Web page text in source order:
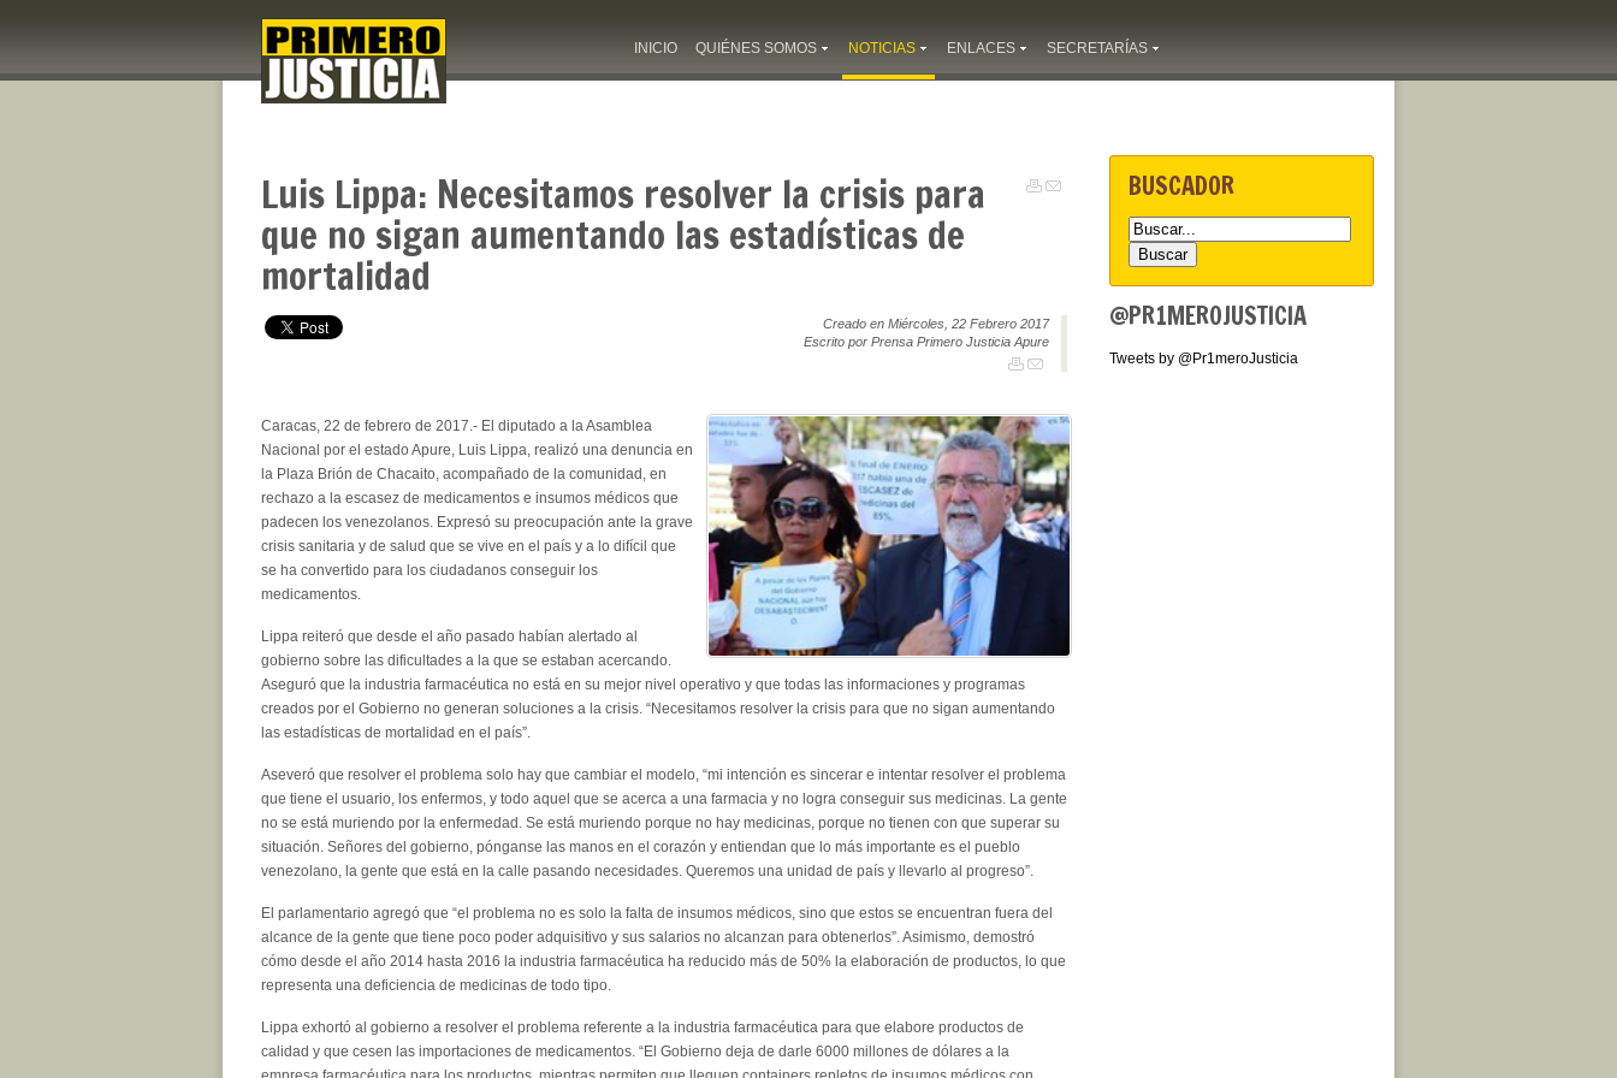
INICIO QUIÉNES SOMOS NOTICIAS ENLACES SECRETARÍAS
Luis Lippa: Necesitamos resolver la crisis para
que no sigan aumentando las estadísticas de
mortalidad
Creado en Miércoles, 22 Febrero 2017
Escrito por Prensa Primero Justicia Apure
Caracas, 22 de febrero de 2017.- El diputado a la Asamblea
Nacional por el estado Apure, Luis Lippa, realizó una denuncia en
la Plaza Brión de Chacaito, acompañado de la comunidad, en
rechazo a la escasez de medicamentos e insumos médicos que
padecen los venezolanos. Expresó su preocupación ante la grave
crisis sanitaria y de salud que se vive en el país y a lo difícil que
se ha convertido para los ciudadanos conseguir los
medicamentos.
Lippa reiteró que desde el año pasado habían alertado al
gobierno sobre las dificultades a la que se estaban acercando.
Aseguró que la industria farmacéutica no está en su mejor nivel operativo y que todas las informaciones y programas
creados por el Gobierno no generan soluciones a la crisis. “Necesitamos resolver la crisis para que no sigan aumentando
las estadísticas de mortalidad en el país”.
Aseveró que resolver el problema solo hay que cambiar el modelo, “mi intención es sincerar e intentar resolver el problema
que tiene el usuario, los enfermos, y todo aquel que se acerca a una farmacia y no logra conseguir sus medicinas. La gente
no se está muriendo por la enfermedad. Se está muriendo porque no hay medicinas, porque no tienen con que superar su
situación. Señores del gobierno, pónganse las manos en el corazón y entiendan que lo más importante es el pueblo
venezolano, la gente que está en la calle pasando necesidades. Queremos una unidad de país y llevarlo al progreso”.
El parlamentario agregó que “el problema no es solo la falta de insumos médicos, sino que estos se encuentran fuera del
alcance de la gente que tiene poco poder adquisitivo y sus salarios no alcanzan para obtenerlos”. Asimismo, demostró
cómo desde el año 2014 hasta 2016 la industria farmacéutica ha reducido más de 50% la elaboración de productos, lo que
representa una deficiencia de medicinas de todo tipo.
Lippa exhortó al gobierno a resolver el problema referente a la industria farmacéutica para que elabore productos de
calidad y que cesen las importaciones de medicamentos. “El Gobierno deja de darle 6000 millones de dólares a la
BUSCADOR
@PR1MEROJUSTICIA
Tweets by @Pr1meroJusticia